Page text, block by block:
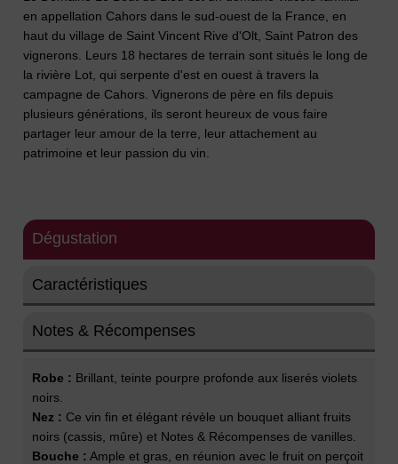
en appellation Cahors dans le sud-ouest de la France, en
haut du village de Saint Vincent Rive d'Olt, Saint Patron des
vignerons. Leurs 18 hectares de terrain sont situés le long de
la rivière Lot, qui serpente d'est en ouest à travers la
campagne de Cahors. Vignerons de père en fils depuis
plusieurs générations, ils seront heureux de vous faire
partager leur amour de la terre, leur attachement au
patrimoine et leur passion du vin.
Dégustation
Caractéristiques
Notes & Récompenses
Robe : Brillant, teinte pourpre profonde aux liserés violets
noirs.
Nez : Ce vin fin et élégant révèle un bouquet alliant fruits
noirs (cassis, mûre) et Notes & Récompenses de vanilles.
Bouche : Ample et gras, en réunion avec le fruit on perçoit